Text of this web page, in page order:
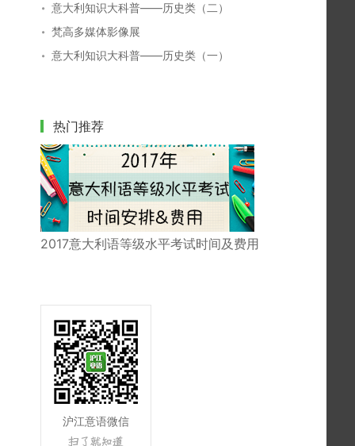
意大利知识大科普——历史类（二）
梵高多媒体影像展
意大利知识大科普——历史类（一）
热门推荐
2017意大利语等级水平考试时间及费用
沪江意语微信